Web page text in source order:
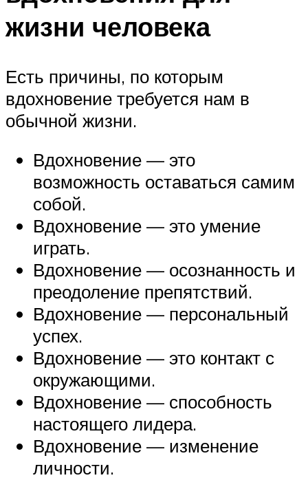
жизни человека
Есть причины, по которым
вдохновение требуется нам в
обычной жизни.
Вдохновение — это
возможность оставаться самим
собой.
Вдохновение — это умение
играть.
Вдохновение — осознанность и
преодоление препятствий.
Вдохновение — персональный
успех.
Вдохновение — это контакт с
окружающими.
Вдохновение — способность
настоящего лидера.
Вдохновение — изменение
личности.